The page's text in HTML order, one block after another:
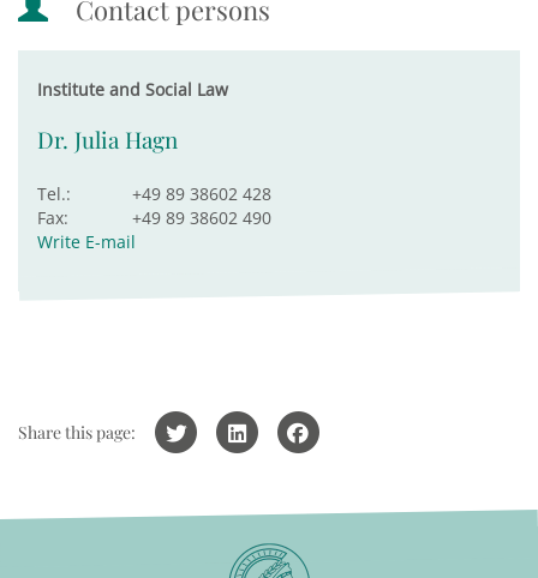
Contact persons
Institute and Social Law
Dr. Julia Hagn
Tel.:
+49 89 38602 428
Fax:
+49 89 38602 490
Write E-mail
Share this page: